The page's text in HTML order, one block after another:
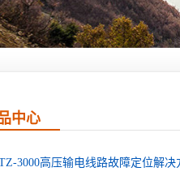
中心
3000高压输电线路故障定位解决